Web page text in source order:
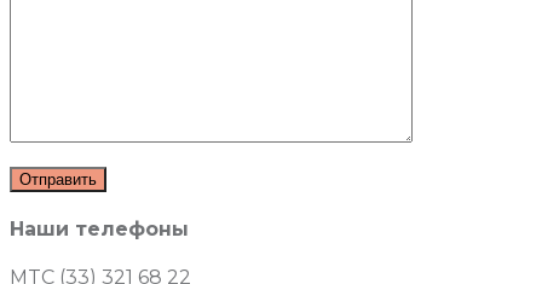
Наши телефоны
MTC (33) 321 68 22